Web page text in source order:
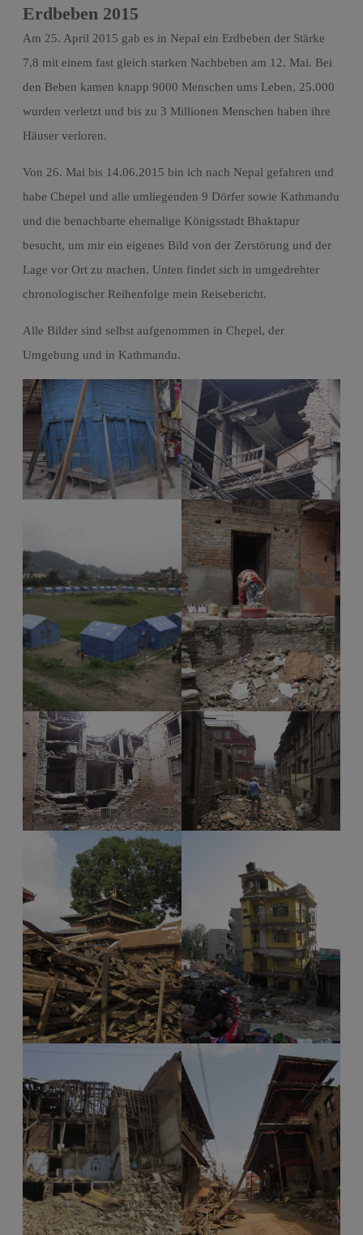
Erdbeben 2015
Am 25. April 2015 gab es in Nepal ein Erdbeben der Stärke
7,8 mit einem fast gleich starken Nachbeben am 12. Mai. Bei
den Beben kamen knapp 9000 Menschen ums Leben, 25.000
wurden verletzt und bis zu 3 Millionen Menschen haben ihre
Häuser verloren.
Von 26. Mai bis 14.06.2015 bin ich nach Nepal gefahren und
habe Chepel und alle umliegenden 9 Dörfer sowie Kathmandu
und die benachbarte ehemalige Königsstadt Bhaktapur
besucht, um mir ein eigenes Bild von der Zerstörung und der
Lage vor Ort zu machen. Unten findet sich in umgedrehter
chronologischer Reihenfolge mein Reisebericht.
Alle Bilder sind selbst aufgenommen in Chepel, der
Umgebung und in Kathmandu.